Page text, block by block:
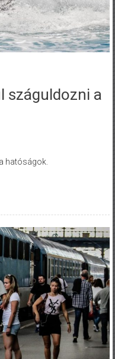
száguldozni a
hatóságok.